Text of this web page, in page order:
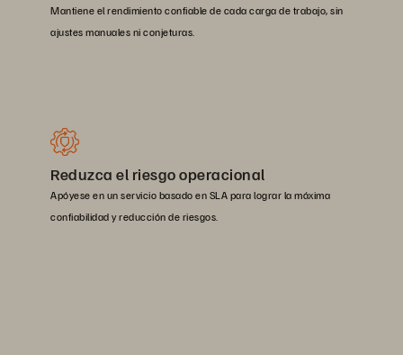
Mantiene el rendimiento confiable de cada carga de trabajo, sin
ajustes manuales ni conjeturas.
Reduzca el riesgo operacional
Apóyese en un servicio basado en SLA para lograr la máxima
confiabilidad y reducción de riesgos.